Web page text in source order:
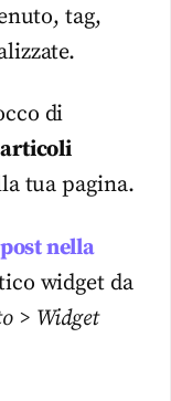
tag,
di
tua pagina.
post nella
widget da
> Widget